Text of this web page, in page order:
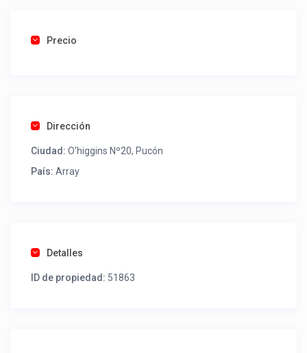
Una foto de cuenta de luz o agua o gas que acredite
como un profesional sin COMISIONES ni ESTAFAS.
Tel contacto propiedad: +56452449540
Precio
Dirección
Ciudad: O'higgins Nº20, Pucón
País: Array
Detalles
ID de propiedad: 51863